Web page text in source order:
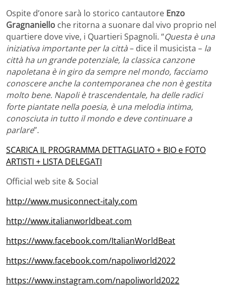
Ospite d’onore sarà lo storico cantautore Enzo
Gragnaniello che ritorna a suonare dal vivo proprio nel
quartiere dove vive, i Quartieri Spagnoli. “Questa è una
iniziativa importante per la città– dice il musicista – la
città ha un grande potenziale, la classica canzone
napoletana è in giro da sempre nel mondo, facciamo
conoscere anche la contemporanea che non è gestita
molto bene. Napoli è trascendentale, ha delle radici
forte piantate nella poesia, è una melodia intima,
conosciuta in tutto il mondo e deve continuare a
parlare”.
SCARICA IL PROGRAMMA DETTAGLIATO + BIO e FOTO
ARTISTI + LISTA DELEGATI
Official web site & Social
http://www.musiconnect-italy.com
http://www.italianworldbeat.com
https://www.facebook.com/ItalianWorldBeat
https://www.facebook.com/napoliworld2022
https://www.instagram.com/napoliworld2022